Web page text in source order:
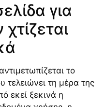
για
το
τη μέρα της
εκεί ξεκινά η